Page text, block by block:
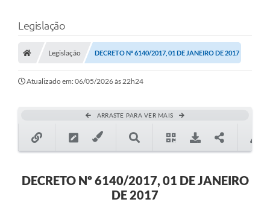
Legislação
Legislação DECRETO Nº 6140/2017, 01 DE JANEIRO DE 2017
Atualizado em: 06/05/2026 às 22h24
ARRASTE PARA VER MAIS
DECRETO Nº 6140/2017, 01 DE JANEIRO
DE 2017